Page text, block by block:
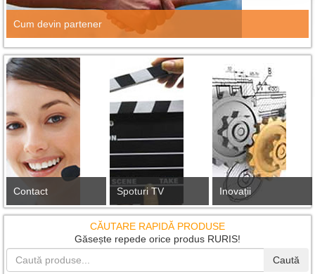
Cum devin partener
Contact Spoturi TV Inovații
CĂUTARE RAPIDĂ PRODUSE
Găsește repede orice produs RURIS!
Caută